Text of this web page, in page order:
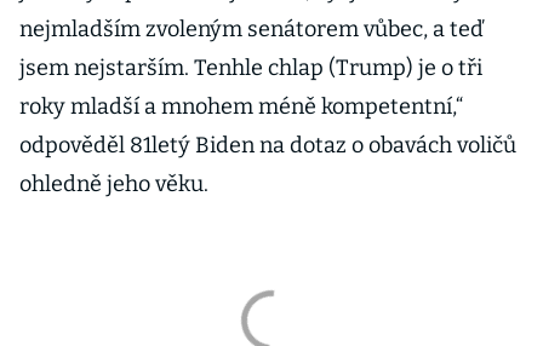
nejmladším zvoleným senátorem vůbec, a teď
jsem nejstarším. Tenhle chlap (Trump) je o tři
roky mladší a mnohem méně kompetentní,“
odpověděl 81letý Biden na dotaz o obavách voličů
ohledně jeho věku.